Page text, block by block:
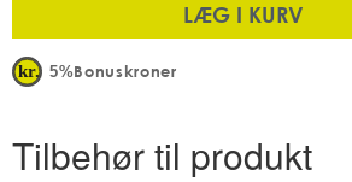
LÆG I KURV
5%Bonuskroner
Tilbehør til produkt